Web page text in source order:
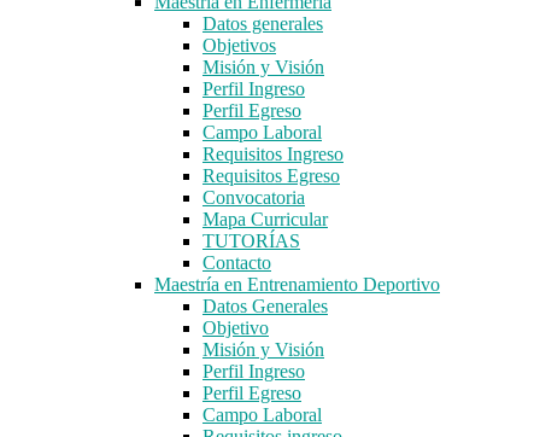
Datos generales
Objetivos
Misión y Visión
Perfil Ingreso
Perfil Egreso
Campo Laboral
Requisitos Ingreso
Requisitos Egreso
Convocatoria
Mapa Curricular
TUTORÍAS
Contacto
Maestría en Entrenamiento Deportivo
Datos Generales
Objetivo
Misión y Visión
Perfil Ingreso
Perfil Egreso
Campo Laboral